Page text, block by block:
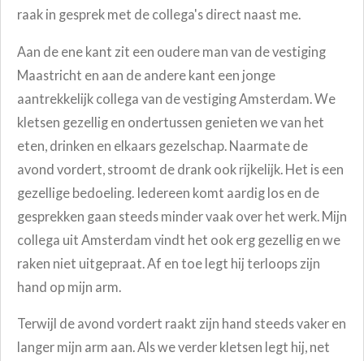
raak in gesprek met de collega's direct naast me.
Aan de ene kant zit een oudere man van de vestiging
Maastricht en aan de andere kant een jonge
aantrekkelijk collega van de vestiging Amsterdam. We
kletsen gezellig en ondertussen genieten we van het
eten, drinken en elkaars gezelschap. Naarmate de
avond vordert, stroomt de drank ook rijkelijk. Het is een
gezellige bedoeling. Iedereen komt aardig los en de
gesprekken gaan steeds minder vaak over het werk. Mijn
collega uit Amsterdam vindt het ook erg gezellig en we
raken niet uitgepraat. Af en toe legt hij terloops zijn
hand op mijn arm.
Terwijl de avond vordert raakt zijn hand steeds vaker en
langer mijn arm aan. Als we verder kletsen legt hij, net